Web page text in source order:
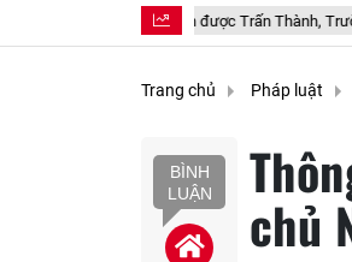
rất xinh được Trấn Thành, Trường Giang
Trang chủ Pháp luật
BÌNH
LUẬN
chủ